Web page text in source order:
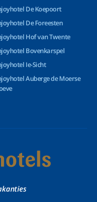
De Koepoort
De Foreesten
Hof van Twente
Bovenkarspel
Ie-Sicht
Auberge de Moerse